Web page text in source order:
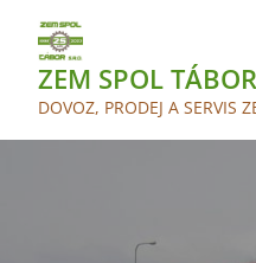
contentZEM SPOL
DOVOZ, PRODEJ A SERVIS